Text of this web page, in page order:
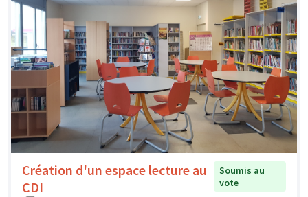
Création d'un espace lecture au
CDI
Soumis au
vote